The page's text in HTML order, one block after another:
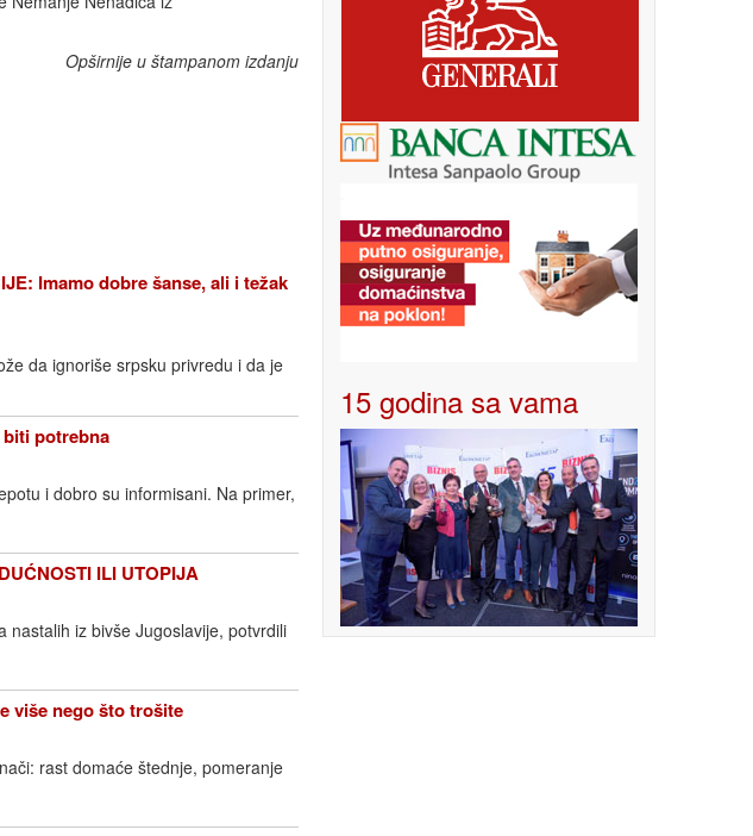
Opširnije u štampanom izdanju
Imamo dobre šanse, ali i težak
da ignoriše srpsku privredu i da je
biti potrebna
i dobro su informisani. Na primer,
ILI UTOPIJA
nastalih iz bivše Jugoslavije, potvrdili
više nego što trošite
rast domaće štednje, pomeranje
15 godina sa vama